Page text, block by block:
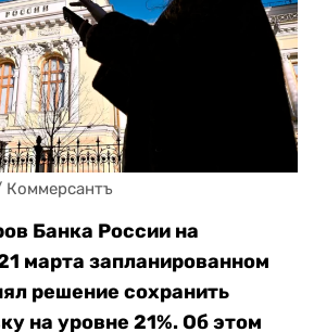
Коммерсантъ
Банка России на
марта запланированном
решение сохранить
на уровне 21%. Об этом